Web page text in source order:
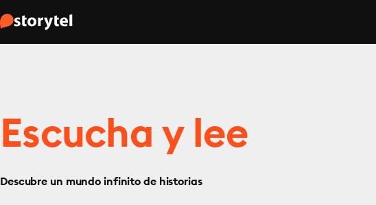
Escucha y lee
Descubre un mundo infinito de historias